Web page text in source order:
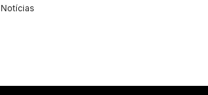
Notícias